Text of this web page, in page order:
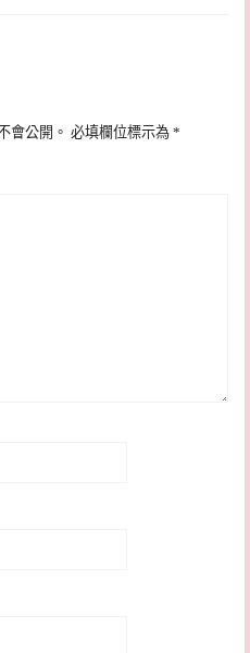
會公開。 必填欄位標示為 *